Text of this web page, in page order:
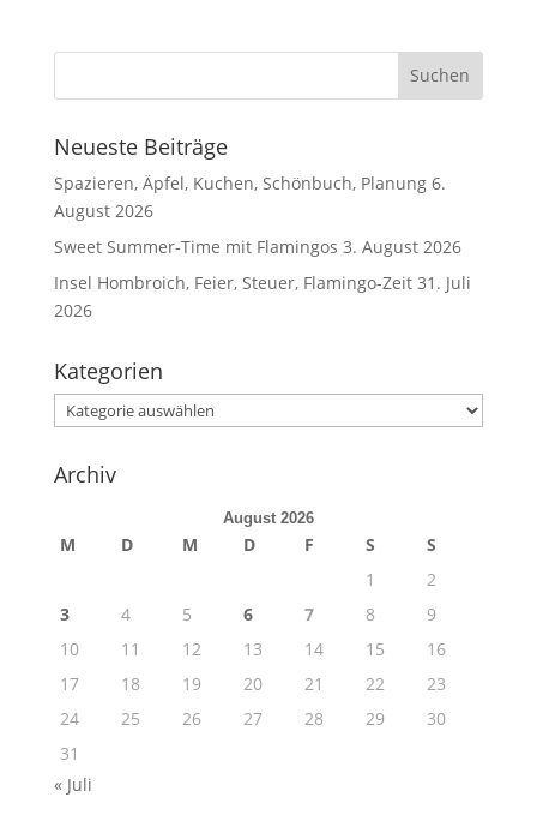
Neueste Beiträge
Spazieren, Äpfel, Kuchen, Schönbuch, Planung 6.
August 2026
Sweet Summer-Time mit Flamingos 3. August 2026
Insel Hombroich, Feier, Steuer, Flamingo-Zeit 31. Juli
2026
Kategorien
Kategorien
Archiv
August 2026
M D M D F S
S
1
2
3
4 5 6 7 8
9
10
11 12 13 14 15
16
17
18 19 20 21 22
23
24
25 26 27 28 29
30
31
« Juli